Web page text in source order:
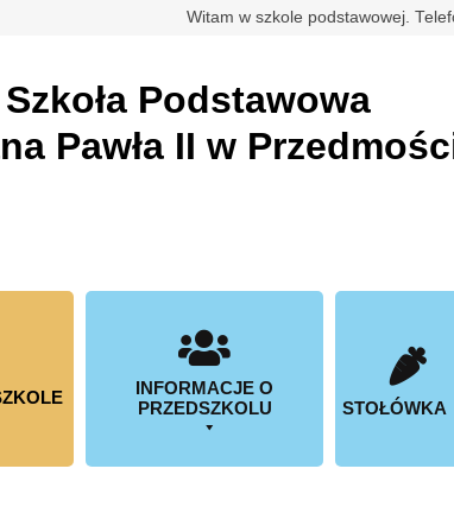
Witam w szkole podstawowej.
Szkoła Podstawowa
Pawła II w
INFORMACJE O
PRZEDSZKOLU
STOŁÓWKA